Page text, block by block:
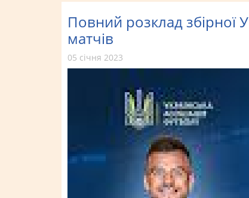
Повний розклад збірної
матчів
05 січня 2023